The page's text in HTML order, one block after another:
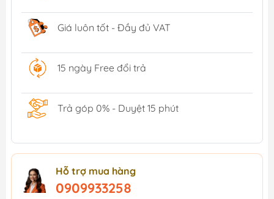
Giá luôn tốt - Đầy đủ VAT
15 ngày Free đổi trả
Trả góp 0% - Duyệt 15 phút
Hỗ trợ mua hàng
0909933258